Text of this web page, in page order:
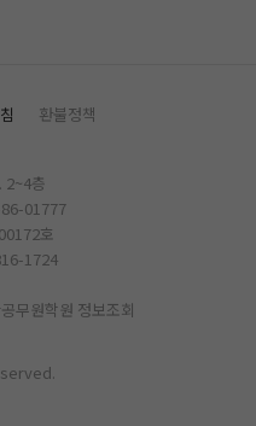
환불정책
2~4층
01777
호
1724
무원학원 정보조회